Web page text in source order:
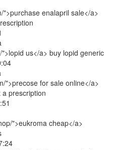
enalapril sale</a>
us</a> buy lopid generic
">precose for sale online</a>
prescription
">eukroma cheap</a>